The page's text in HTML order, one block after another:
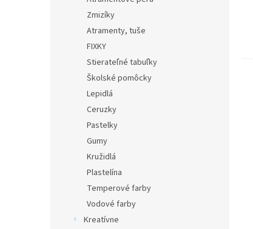
Zmizíky
Atramenty, tuše
FIXKY
Stierateľné tabuľky
Školské pomôcky
Lepidlá
Ceruzky
Pastelky
Gumy
Kružidlá
Plastelína
Temperové farby
Vodové farby
Kreatívne